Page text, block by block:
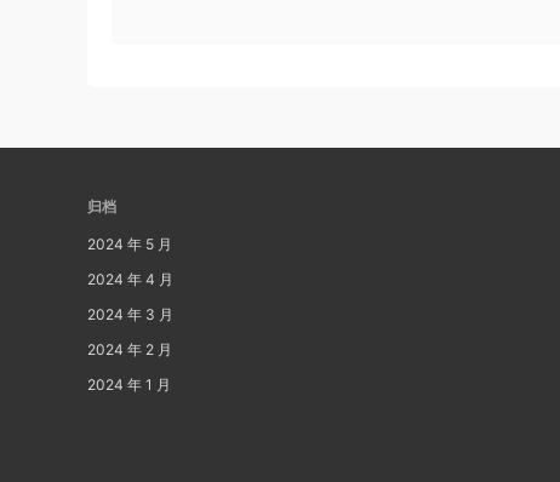
归档
2024 年 5 月
2024 年 4 月
2024 年 3 月
2024 年 2 月
2024 年 1 月